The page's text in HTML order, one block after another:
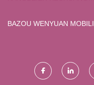
BAZOU WENYUAN MOBILI